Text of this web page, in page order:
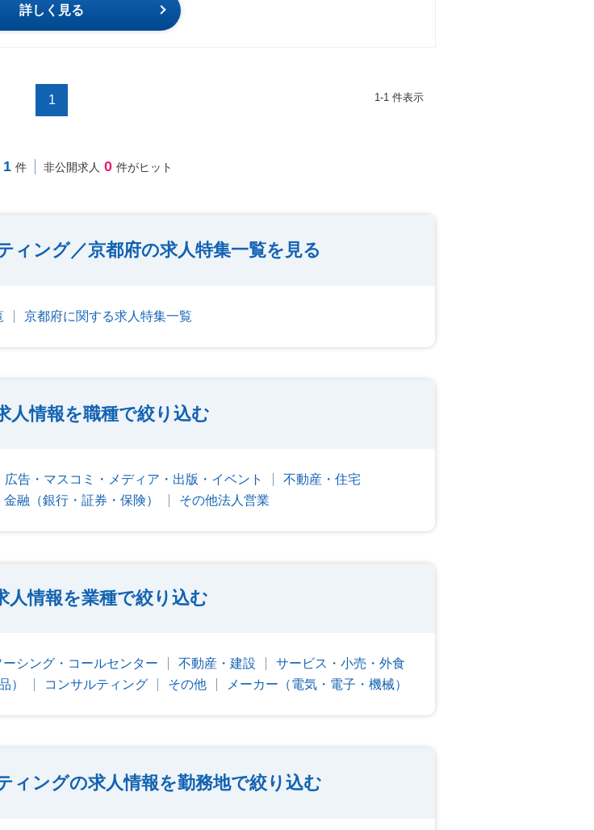
詳しく見る
1 1-1 件表示
1 件 非公開求人 0 件がヒット
ィング／京都府の求人特集一覧を見る
京都府に関する求人特集一覧
人情報を職種で絞り込む
広告・マスコミ・メディア・出版・イベント
不動産・住宅
金融（銀行・証券・保険） その他法人営業
人情報を業種で絞り込む
ーシング・コールセンター 不動産・建設
サービス・小売・外食
） コンサルティング その他 メーカー（電気・電子・機械）
ィングの求人情報を勤務地で絞り込む